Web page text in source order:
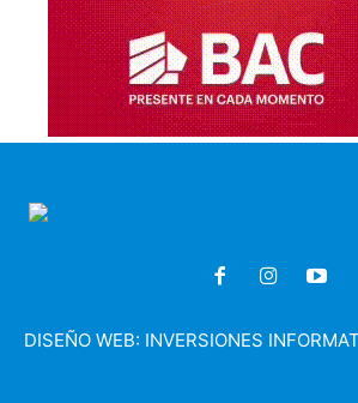
DISEÑO WEB: INVERSIONES